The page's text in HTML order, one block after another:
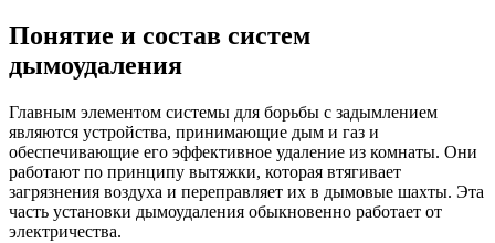
Понятие и состав систем
дымоудаления
Главным элементом системы для борьбы с задымлением
являются устройства, принимающие дым и газ и
обеспечивающие его эффективное удаление из комнаты. Они
работают по принципу вытяжки, которая втягивает
загрязнения воздуха и переправляет их в дымовые шахты. Эта
часть установки дымоудаления обыкновенно работает от
электричества.